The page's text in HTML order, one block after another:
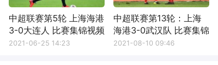
中超联赛第5轮 上海海港
3-0大连人 比赛集锦视频
2021-06-25 14:23
中超联赛第13轮：上海
海港3-0武汉队 比赛集锦
2021-08-10 09:46